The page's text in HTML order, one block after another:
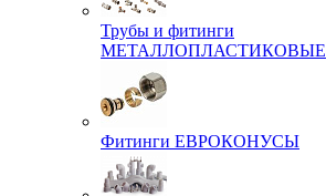
Трубы и фитинги
МЕТАЛЛОПЛАСТИКОВЫЕ
Фитинги ЕВРОКОНУСЫ